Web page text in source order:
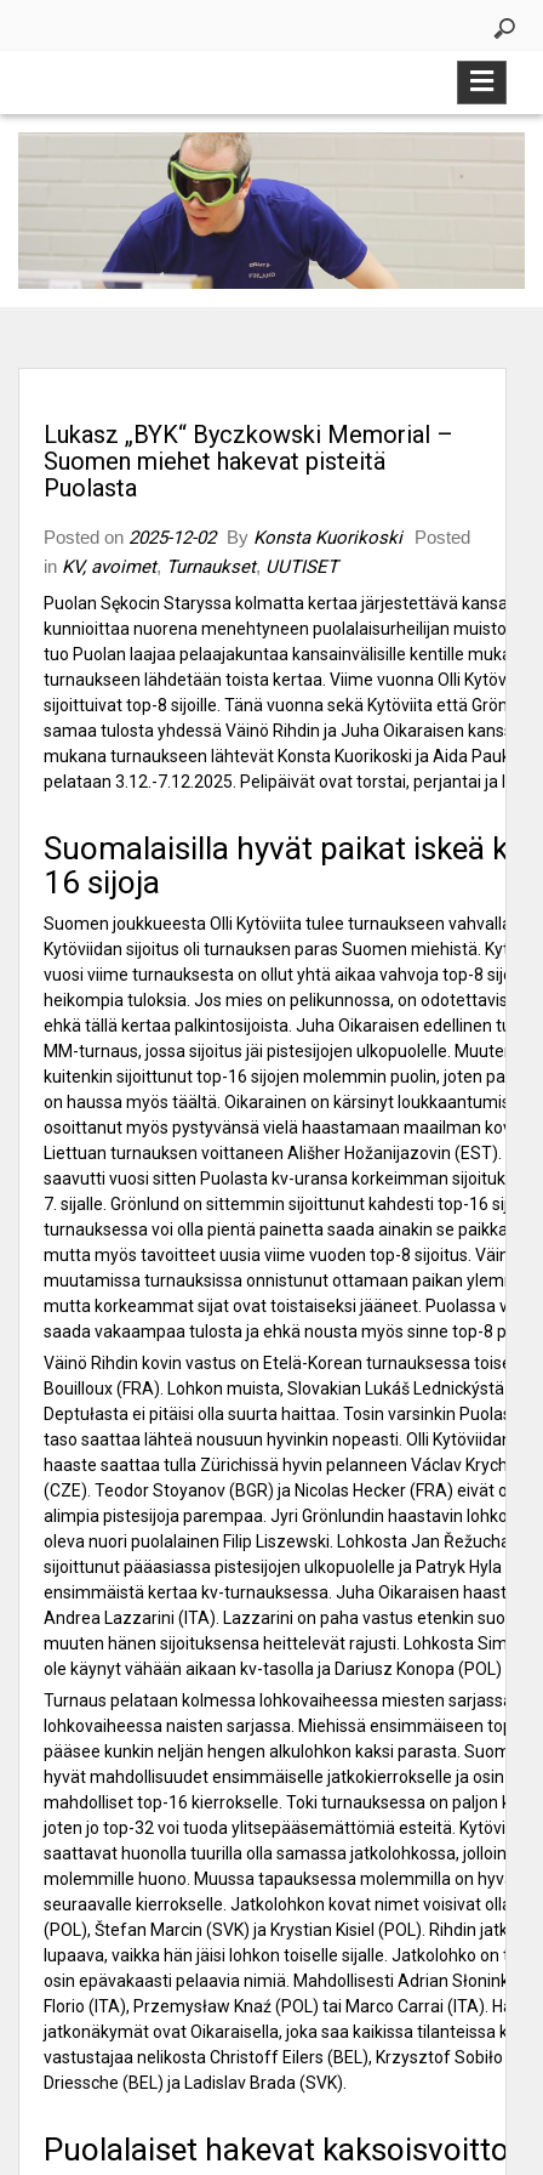
Lukasz „BYK“ Byczkowski Memorial –
Suomen miehet hakevat pisteitä
Puolasta
Posted on 2025-12-02 By Konsta Kuorikoski
Posted
in KV, avoimet, Turnaukset, UUTISET
Puolan Sękocin Staryssa kolmatta kertaa järjestettävä
kunnioittaa nuorena menehtyneen puolalaisurheilijan muistoa.
tuo Puolan laajaa pelaajakuntaa kansainvälisille kentille mukaan.
turnaukseen lähdetään toista kertaa. Viime vuonna Olli Kytöviita
sijoittuivat top-8 sijoille. Tänä vuonna sekä Kytöviita että
samaa tulosta yhdessä Väinö Rihdin ja Juha Oikaraisen kanssa.
mukana turnaukseen lähtevät Konsta Kuorikoski ja Aida Paukku.
pelataan 3.12.-7.12.2025. Pelipäivät ovat torstai, perjantai ja
Suomalaisilla hyvät paikat iskeä
16 sijoja
Suomen joukkueesta Olli Kytöviita tulee turnaukseen vahvalla 6.
Kytöviidan sijoitus oli turnauksen paras Suomen miehistä.
vuosi viime turnauksesta on ollut yhtä aikaa vahvoja top-8 sijoja
heikompia tuloksia. Jos mies on pelikunnossa, on odotettavissa
ehkä tällä kertaa palkintosijoista. Juha Oikaraisen edellinen
MM-turnaus, jossa sijoitus jäi pistesijojen ulkopuolelle. Muuten
kuitenkin sijoittunut top-16 sijojen molemmin puolin, joten paikka
on haussa myös täältä. Oikarainen on kärsinyt
osoittanut myös pystyvänsä vielä haastamaan maailman
Liettuan turnauksen voittaneen Ališher Hožanijazovin (EST). Jyri
saavutti vuosi sitten Puolasta kv-uransa korkeimman sijoituksen,
7. sijalle. Grönlund on sittemmin sijoittunut kahdesti top-16
turnauksessa voi olla pientä painetta saada ainakin se paikka
mutta myös tavoitteet uusia viime vuoden top-8 sijoitus. Väinö
muutamissa turnauksissa onnistunut ottamaan paikan
mutta korkeammat sijat ovat toistaiseksi jääneet. Puolassa voisi
saada vakaampaa tulosta ja ehkä nousta myös sinne top-8
Väinö Rihdin kovin vastus on Etelä-Korean turnauksessa toiseksi
Bouilloux (FRA). Lohkon muista, Slovakian Lukáš Lednickýstä ja
Deptułasta ei pitäisi olla suurta haittaa. Tosin varsinkin Puolassa
taso saattaa lähteä nousuun hyvinkin nopeasti. Olli Kytöviidan
haaste saattaa tulla Zürichissä hyvin pelanneen Václav
(CZE). Teodor Stoyanov (BGR) ja Nicolas Hecker (FRA) eivät ole
alimpia pistesijoja parempaa. Jyri Grönlundin haastavin
oleva nuori puolalainen Filip Liszewski. Lohkosta Jan Řežucha
sijoittunut pääasiassa pistesijojen ulkopuolelle ja Patryk Hyla
ensimmäistä kertaa kv-turnauksessa. Juha Oikaraisen haastavin
Andrea Lazzarini (ITA). Lazzarini on paha vastus etenkin
muuten hänen sijoituksensa heittelevät rajusti. Lohkosta Simon
ole käynyt vähään aikaan kv-tasolla ja Dariusz Konopa (POL) on
Turnaus pelataan kolmessa lohkovaiheessa miesten sarjassa ja
lohkovaiheessa naisten sarjassa. Miehissä ensimmäiseen top-
pääsee kunkin neljän hengen alkulohkon kaksi parasta.
hyvät mahdollisuudet ensimmäiselle jatkokierrokselle ja osin
mahdolliset top-16 kierrokselle. Toki turnauksessa on paljon
joten jo top-32 voi tuoda ylitsepääsemättömiä esteitä. Kytöviita
saattavat huonolla tuurilla olla samassa jatkolohkossa, jolloin
molemmille huono. Muussa tapauksessa molemmilla on hyvät
seuraavalle kierrokselle. Jatkolohkon kovat nimet voisivat olla
(POL), Štefan Marcin (SVK) ja Krystian Kisiel (POL). Rihdin
lupaava, vaikka hän jäisi lohkon toiselle sijalle. Jatkolohko on
osin epävakaasti pelaavia nimiä. Mahdollisesti Adrian Słoninka
Florio (ITA), Przemysław Knaź (POL) tai Marco Carrai (ITA).
jatkonäkymät ovat Oikaraisella, joka saa kaikissa tilanteissa kaksi
vastustajaa nelikosta Christoff Eilers (BEL), Krzysztof Sobiło
Driessche (BEL) ja Ladislav Brada (SVK).
Puolalaiset hakevat kaksoisvoittoa